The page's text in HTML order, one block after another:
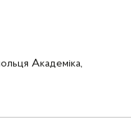
Академіка,